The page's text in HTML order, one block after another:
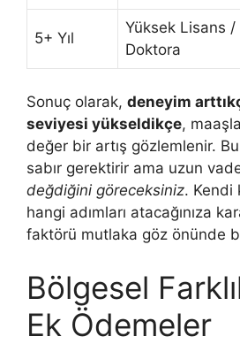
5+ Yıl
Yüksek Lisans /
Doktora
Sonuç olarak, deneyim
seviyesi yükseldikçe,
değer bir artış gözlemlenir.
sabır gerektirir ama uzun
değdiğini göreceksiniz. Kendi
hangi adımları atacağınıza
faktörü mutlaka göz önünde
Bölgesel
Ek Ödemeler